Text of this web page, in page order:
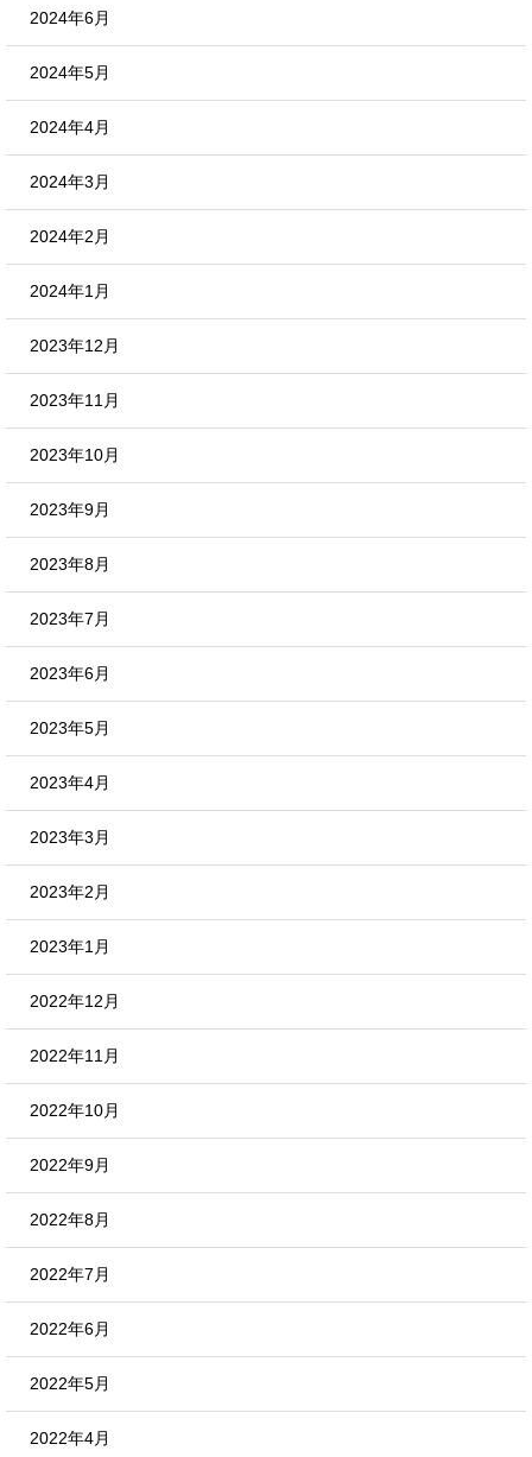
2024年6月
2024年5月
2024年4月
2024年3月
2024年2月
2024年1月
2023年12月
2023年11月
2023年10月
2023年9月
2023年8月
2023年7月
2023年6月
2023年5月
2023年4月
2023年3月
2023年2月
2023年1月
2022年12月
2022年11月
2022年10月
2022年9月
2022年8月
2022年7月
2022年6月
2022年5月
2022年4月